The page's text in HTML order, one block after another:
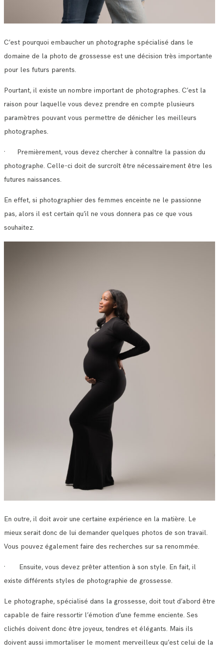
C’est pourquoi embaucher un photographe spécialisé dans le
domaine de la photo de grossesse est une décision très importante
pour les futurs parents.
Pourtant, il existe un nombre important de photographes. C’est la
raison pour laquelle vous devez prendre en compte plusieurs
paramètres pouvant vous permettre de dénicher les meilleurs
photographes.
· Premièrement, vous devez chercher à connaître la passion du
photographe. Celle-ci doit de surcroît être nécessairement être les
futures naissances.
En effet, si photographier des femmes enceinte ne le passionne
pas, alors il est certain qu’il ne vous donnera pas ce que vous
souhaitez.
En outre, il doit avoir une certaine expérience en la matière. Le
mieux serait donc de lui demander quelques photos de son travail.
Vous pouvez également faire des recherches sur sa renommée.
· Ensuite, vous devez prêter attention à son style. En fait, il
existe différents styles de photographie de grossesse.
Le photographe, spécialisé dans la grossesse, doit tout d’abord être
capable de faire ressortir l’émotion d’une femme enciente. Ses
clichés doivent donc être joyeux, tendres et élégants. Mais ils
doivent aussi immortaliser le moment merveilleux qu’est celui de la